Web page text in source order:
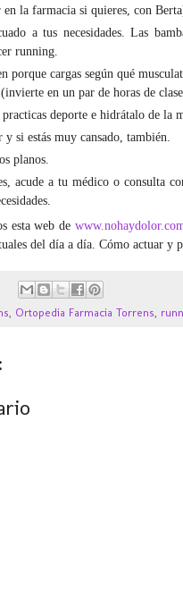
en la farmacia si quieres, con
a tus necesidades. Las
running.
porque cargas según qué
en un par de horas de
deporte e hidrátalo de la
si estás muy cansado, también.
planos.
acude a tu médico o consulta
esta web de
del día a día. Cómo actuar y
, Ortopedia Farmacia Torrens,